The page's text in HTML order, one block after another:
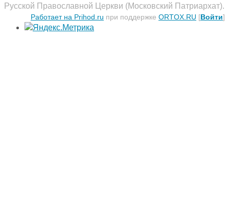
Русской Православной Церкви (Московский Патриархат).
Работает на Prihod.ru при поддержке ORTOX.RU [Войти]